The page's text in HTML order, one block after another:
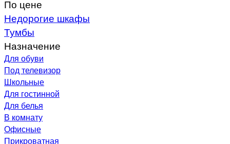
По цене
Недорогие шкафы
Тумбы
Назначение
Для обуви
Под телевизор
Школьные
Для гостинной
Для белья
В комнату
Офисные
Прикроватная